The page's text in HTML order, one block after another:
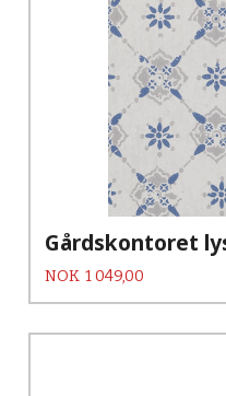
Gårdskontoret
Pris
NOK 1 049,00